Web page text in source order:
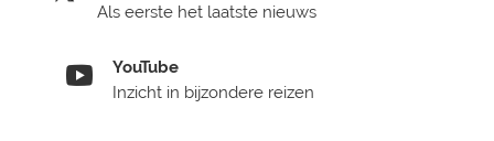
Als eerste het laatste nieuws
YouTube
Inzicht in bijzondere reizen